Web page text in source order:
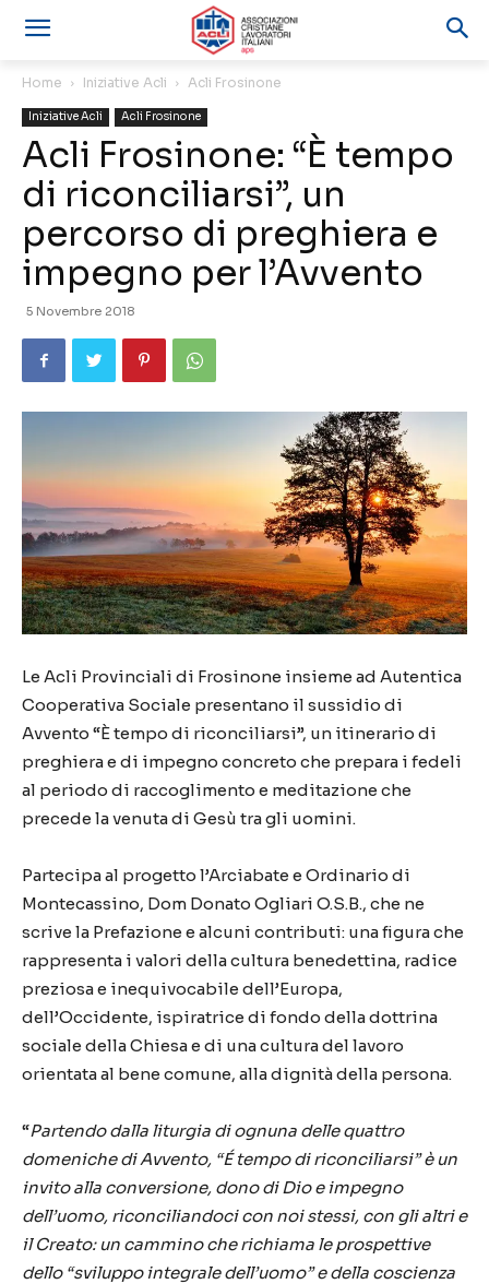
Home Iniziative Acli Acli Frosinone
Iniziative Acli Acli Frosinone
Acli Frosinone: “È tempo
di riconciliarsi”, un
percorso di preghiera e
impegno per l’Avvento
5 Novembre 2018
Le Acli Provinciali di Frosinone insieme ad Autentica
Cooperativa Sociale presentano il sussidio di
Avvento “È tempo di riconciliarsi”, un itinerario di
preghiera e di impegno concreto che prepara i fedeli
al periodo di raccoglimento e meditazione che
precede la venuta di Gesù tra gli uomini.
Partecipa al progetto l’Arciabate e Ordinario di
Montecassino, Dom Donato Ogliari O.S.B., che ne
scrive la Prefazione e alcuni contributi: una figura che
rappresenta i valori della cultura benedettina, radice
preziosa e inequivocabile dell’Europa,
dell’Occidente, ispiratrice di fondo della dottrina
sociale della Chiesa e di una cultura del lavoro
orientata al bene comune, alla dignità della persona.
“Partendo dalla liturgia di ognuna delle quattro
domeniche di Avvento, “É tempo di riconciliarsi” è un
invito alla conversione, dono di Dio e impegno
dell’uomo, riconciliandoci con noi stessi, con gli altri e
il Creato: un cammino che richiama le prospettive
dello “sviluppo integrale dell’uomo” e della coscienza